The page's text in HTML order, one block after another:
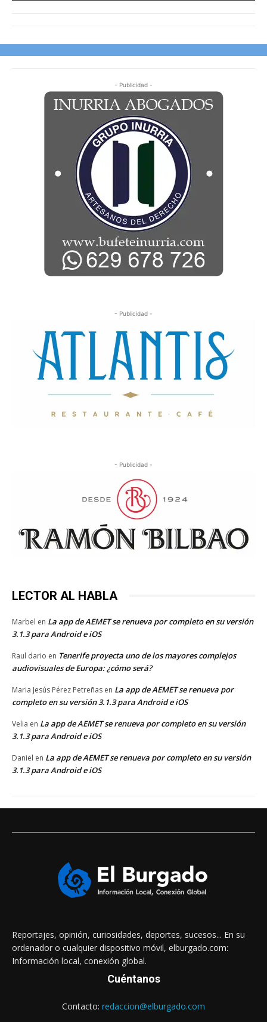
- Publicidad -
- Publicidad -
- Publicidad -
LECTOR AL HABLA
Marbel en La app de AEMET se renueva por completo en su versión
3.1.3 para Android e iOS
Raul dario en Tenerife proyecta uno de los mayores complejos
audiovisuales de Europa: ¿cómo será?
Maria Jesús Pérez Petreñas en La app de AEMET se renueva por
completo en su versión 3.1.3 para Android e iOS
Velia en La app de AEMET se renueva por completo en su versión
3.1.3 para Android e iOS
Daniel en La app de AEMET se renueva por completo en su versión
3.1.3 para Android e iOS
Reportajes, opinión, curiosidades, deportes, sucesos... En su
ordenador o cualquier dispositivo móvil, elburgado.com:
Información local, conexión global.
Cuéntanos
Contacto: redaccion@elburgado.com